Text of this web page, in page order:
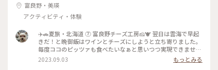
富良野・美瑛
アクティビティ・体験
✈️🚗夏旅・北海道 ⑦ 富良野チーズ工房🧀🐮 翌日は雲海で早起
きだ！と晩御飯はワインとチーズにしようと立ち寄りました。
毎度ココのピッツァも食べたいなぁと思いつつ実現できません
😔 控えめに試食して美味しかった2種のチーズを購入😊 ・メ
ゾン・ドゥ・ピエール 白カビチーズ ・ワインチェダー 5個入
2023.09.03
もっとみる